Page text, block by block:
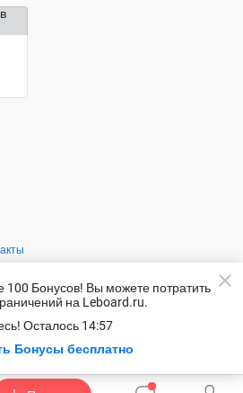
100 Бонусов! Вы можете потратить
на Leboard.ru.
Осталось 14:57
Бонусы бесплатно
бесплатных объявлений.
подача объявлений, означает
соглашением
принимаете